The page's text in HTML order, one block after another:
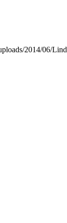
2014/06/